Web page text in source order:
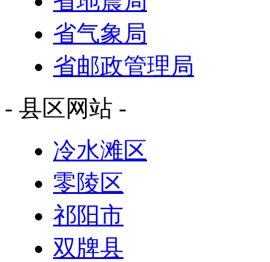
省气象局
省邮政管理局
- 县区网站 -
冷水滩区
零陵区
祁阳市
双牌县